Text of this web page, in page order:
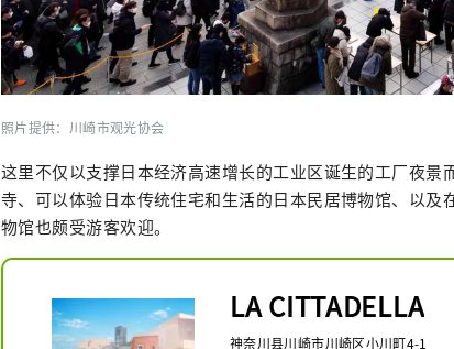
照片提供：川崎市观光协会
这里不仅以支撑日本经济高速增长的工业区诞生的工厂夜
寺、可以体验日本传统住宅和生活的日本民居博物馆、以
物馆也颇受游客欢迎。
LA CITTADELLA
神奈川县川崎市川崎区小川町4-1